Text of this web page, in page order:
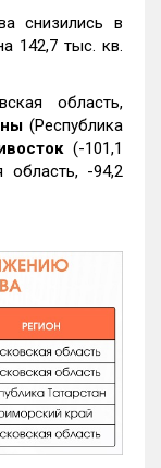
снизились в
142,7 тыс. кв.
область,
(Республика
(-101,1
область, -94,2